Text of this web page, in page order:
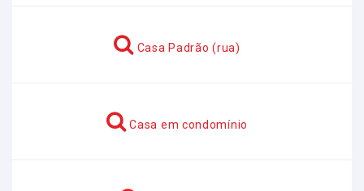
Casa Padrão (rua)
Casa em condomínio